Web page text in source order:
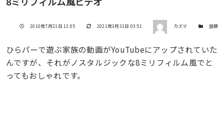
投稿日
2010年7月21日 13:05 更新日
2021年3月31日 03:51 著者 カズマ カテゴリー
話題
ひらパーで遊ぶ家族の動画がYouTubeにアップされていた
んですが、それがノスタルジックな8ミリフィルム風でと
ってもおしゃれです。